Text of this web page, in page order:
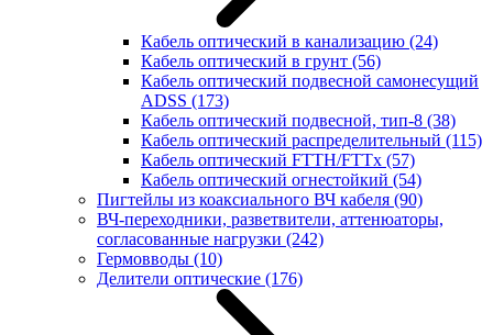
Кабель оптический в канализацию (24)
Кабель оптический в грунт (56)
Кабель оптический подвесной самонесущий
ADSS (173)
Кабель оптический подвесной, тип-8 (38)
Кабель оптический распределительный (115)
Кабель оптический FTTH/FTTx (57)
Кабель оптический огнестойкий (54)
Пигтейлы из коаксиального ВЧ кабеля (90)
ВЧ-переходники, разветвители, аттенюаторы,
согласованные нагрузки (242)
Гермовводы (10)
Делители оптические (176)